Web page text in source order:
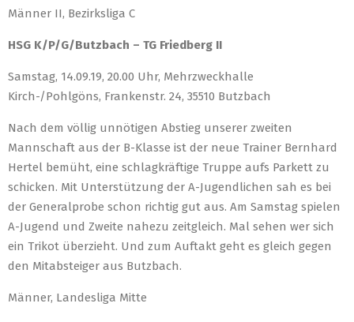
Männer II, Bezirksliga C
HSG K/P/G/Butzbach – TG Friedberg II
Samstag, 14.09.19, 20.00 Uhr, Mehrzweckhalle
Kirch-/Pohlgöns, Frankenstr. 24, 35510 Butzbach
Nach dem völlig unnötigen Abstieg unserer zweiten
Mannschaft aus der B-Klasse ist der neue Trainer Bernhard
Hertel bemüht, eine schlagkräftige Truppe aufs Parkett zu
schicken. Mit Unterstützung der A-Jugendlichen sah es bei
der Generalprobe schon richtig gut aus. Am Samstag spielen
A-Jugend und Zweite nahezu zeitgleich. Mal sehen wer sich
ein Trikot überzieht. Und zum Auftakt geht es gleich gegen
den Mitabsteiger aus Butzbach.
Männer, Landesliga Mitte